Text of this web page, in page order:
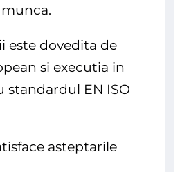
este dovedita de
si executia in
EN ISO
asteptarile